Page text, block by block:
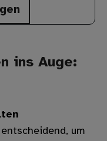
ins Auge:
um